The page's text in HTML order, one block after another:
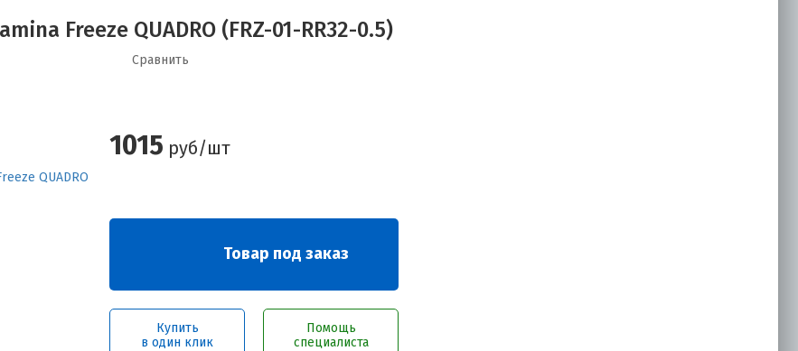
Freeze QUADRO (FRZ-01-RR32-0.5)
Сравнить
1015 руб/шт
Товар под заказ
Купить
в один клик
Помощь
специалиста